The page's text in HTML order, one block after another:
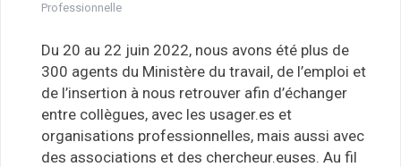
Professionnelle
Du 20 au 22 juin 2022, nous avons été plus de
300 agents du Ministère du travail, de l’emploi et
de l’insertion à nous retrouver afin d’échanger
entre collègues, avec les usager.es et
organisations professionnelles, mais aussi avec
des associations et des chercheur.euses. Au fil